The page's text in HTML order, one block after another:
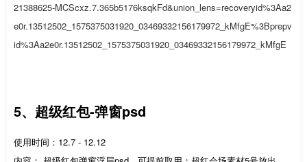
21388625-MCScxz.7.365b5176ksqkFd&union_lens=recoveryid%3Aa2
e0r.13512502_1575375031920_03469332156179972_kMfgE%3Bprepv
id%3Aa2e0r.13512502_1575375031920_03469332156179972_kMfgE
5、超级红包-弹窗psd
使用时间：12.7 - 12.12